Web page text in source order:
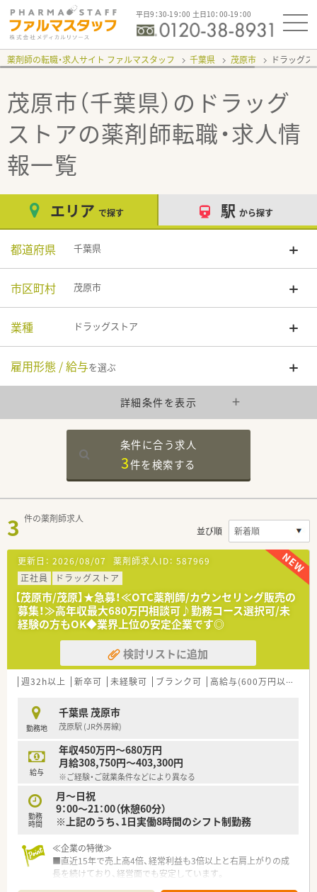
平日9：30-19：00 土日10：00-19：00
薬剤師の転職・求人サイト ファルマスタッフ 千葉県 茂原市 ドラッグ
茂原市（千葉県）のドラッグ
ストアの薬剤師転職・求人情
報一覧
エリア で探す 駅 から探す
都道府県 千葉県
市区町村 茂原市
業種 ドラッグストア
雇用形態 / 給与を選ぶ
詳細条件を表示
条件に合う求人
3件を検索する
3 件の薬剤師求人
並び順
更新日： 2026/08/07 薬剤師求人ID： 587969
正社員
ドラッグストア
【茂原市/茂原】★急募！≪OTC薬剤師/カウンセリング販売の
募集！≫高年収最大680万円相談可♪勤務コース選択可/未
経験の方もOK◆業界上位の安定企業です◎
検討リストに追加
週32h以上 新卒可 未経験可 ブランク可 高給与(600万円以上)
勤務地
千葉県 茂原市
茂原駅 (JR外房線)
給与
年収450万円～680万円
月給308,750円～403,300円
※ご経験・ご就業条件などにより異なる
勤務
時間
月～日祝
9：00～21：00（休憩60分）
※上記のうち、1日実働8時間のシフト制勤務
≪企業の特徴≫
■直近15年で売上高4倍、経常利益も3倍以上と右肩上がりの成
長を続けており、経営面でも安定しています。